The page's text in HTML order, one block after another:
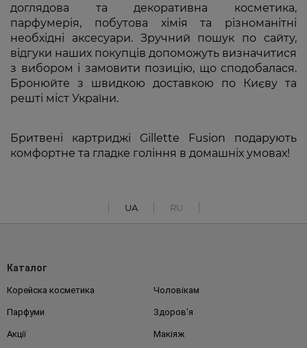
доглядова та декоративна косметика,
парфумерія, побутова хімія та різноманітні
необхідні аксесуари. Зручний пошук по сайту,
відгуки наших покупців допоможуть визначитися
з вибором і замовити позицію, що сподобалася.
Бронюйте з швидкою доставкою по Києву та
решті міст України.
Бритвені картриджі Gillette Fusion подарують
комфортне та гладке гоління в домашніх умовах!
UA RU
Каталог
Корейска косметика Чоловікам
Парфуми Здоров'я
Акції Макіяж